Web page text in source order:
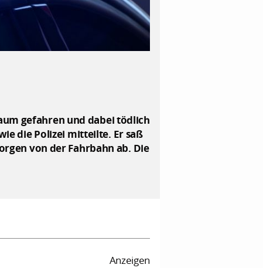
gefahren und dabei tödlich
die Polizei mitteilte. Er saß
von der Fahrbahn ab. Die
Anzeigen